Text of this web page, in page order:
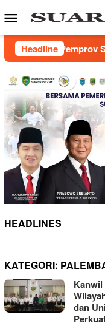
ke
Menu
Mobile
Headline
Sumsel Perkuat
HEADLINES
KATEGORI:
Kanwil
dan